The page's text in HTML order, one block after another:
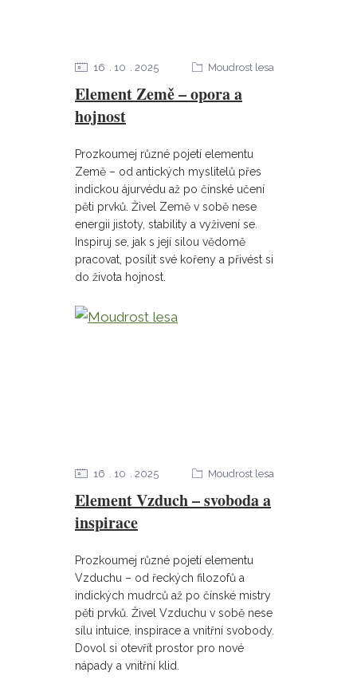
Element Země – opora a
hojnost
16 10 2025 Moudrost lesa
Prozkoumej různé pojetí elementu
Země – od antických myslitelů přes
indickou ájurvédu až po čínské učení
pěti prvků. Živel Země v sobě nese
energii jistoty, stability a vyživení se.
Inspiruj se, jak s její silou vědomě
pracovat, posílit své kořeny a přivést si
do života hojnost.
Element Vzduch – svoboda a
inspirace
16 10 2025 Moudrost lesa
Prozkoumej různé pojetí elementu
Vzduchu – od řeckých filozofů a
indických mudrců až po čínské mistry
pěti prvků. Živel Vzduchu v sobě nese
sílu intuice, inspirace a vnitřní svobody.
Dovol si otevřít prostor pro nové
nápady a vnitřní klid.